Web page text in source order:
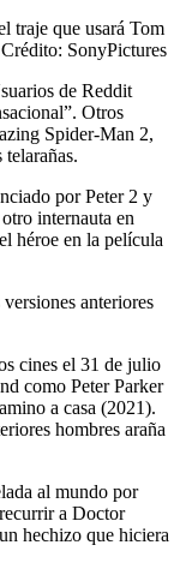
traje que usará Tom
SonyPictures
de Reddit
Otros
Spider-Man 2,
por Peter 2 y
internauta en
héroe en la película
anteriores
cines el 31 de julio
como Peter Parker
a casa (2021).
hombres araña
al mundo por
a Doctor
hechizo que hiciera